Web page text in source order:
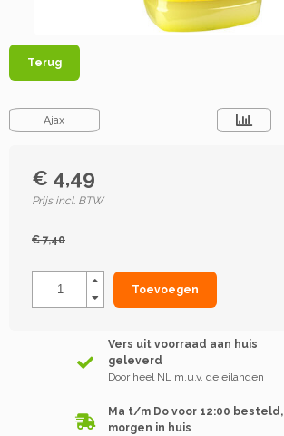
Terug
Ajax
€ 4,49
Prijs incl. BTW
€ 7,40
Toevoegen
Vers uit voorraad aan huis
geleverd
Door heel NL m.u.v. de eilanden
Ma t/m Do voor 12:00 besteld,
morgen in huis